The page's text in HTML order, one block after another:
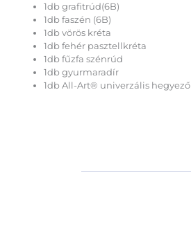
1db grafitrúd(6B)
1db faszén (6B)
1db vörös kréta
1db fehér pasztellkréta
1db fűzfa szénrúd
1db gyurmaradír
1db All-Art® univerzális hegyező